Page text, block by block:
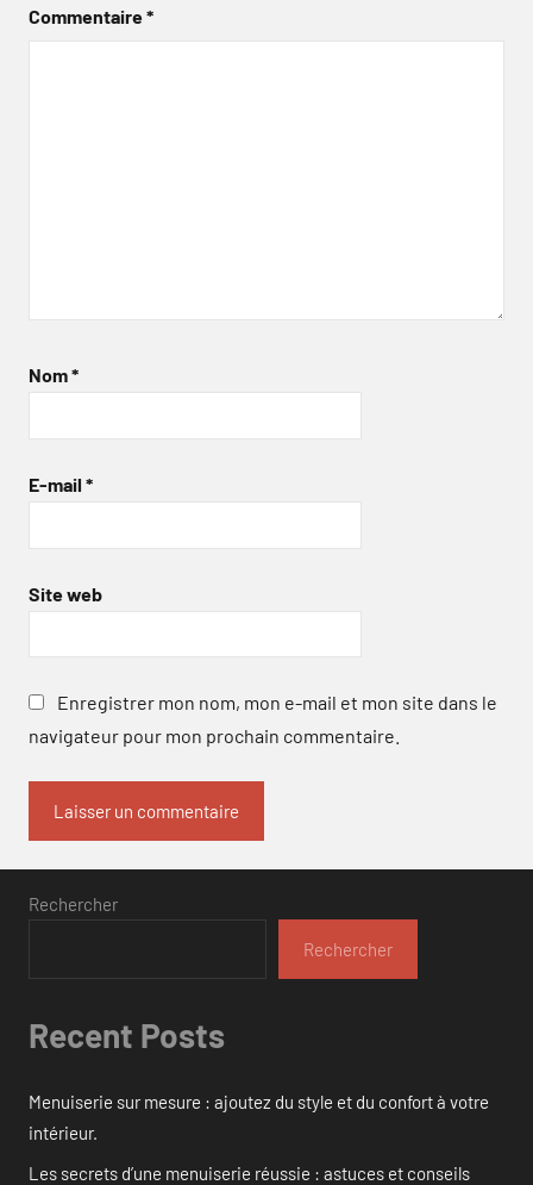
Commentaire*
Nom*
E-mail *
Site web
Enregistrer mon nom, mon e-mail et mon site dans le
navigateur pour mon prochain commentaire.
Rechercher
Rechercher
Recent Posts
Menuiserie sur mesure : ajoutez du style et du confort à votre
intérieur.
Les secrets d’une menuiserie réussie : astuces et conseils